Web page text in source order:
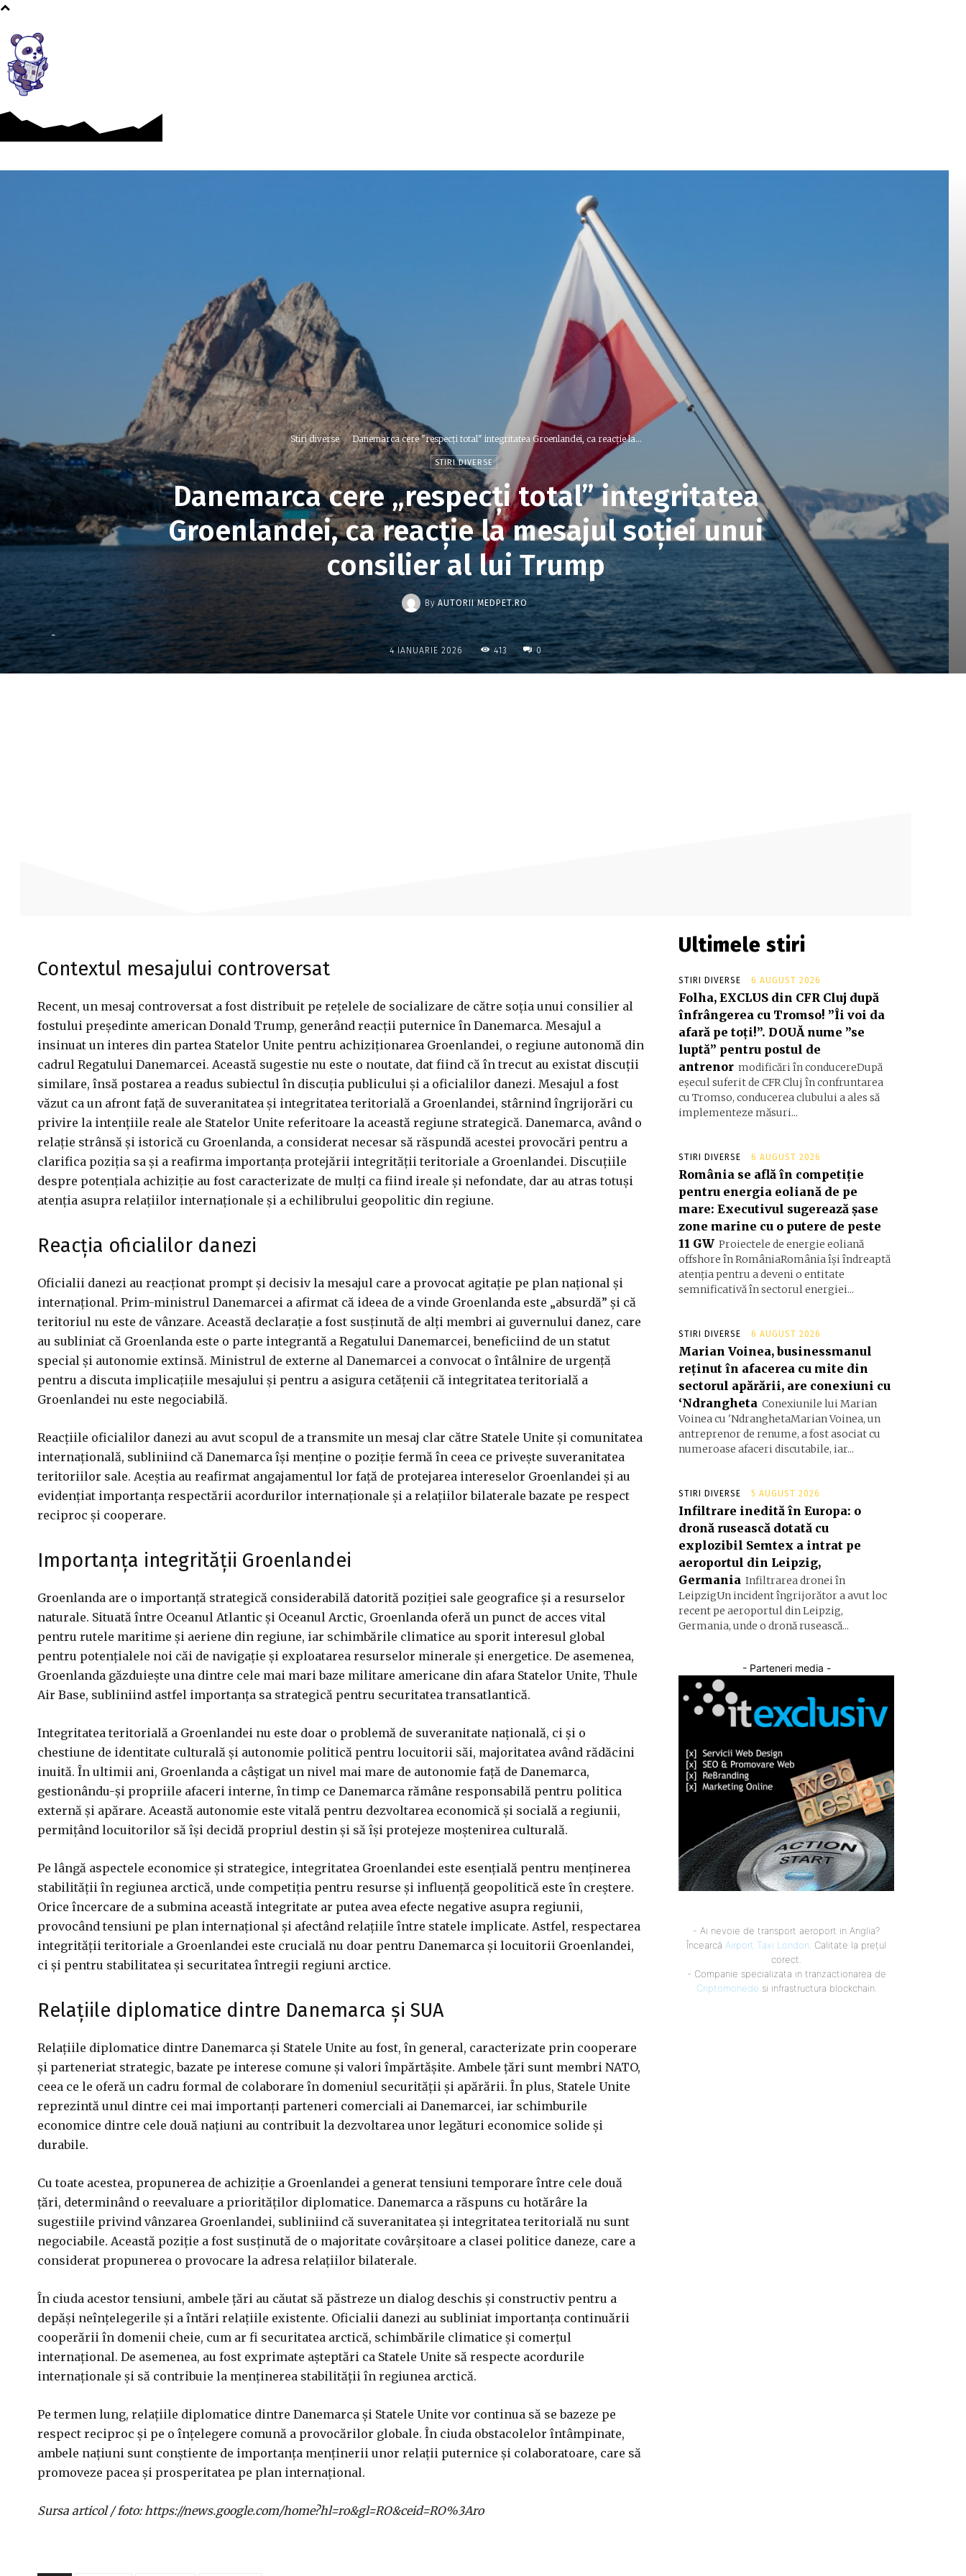
Stiri diverse Danemarca cere "respecți total" integritatea Groenlandei, ca reacție la...
STIRI DIVERSE
Danemarca cere „respecți total” integritatea
Groenlandei, ca reacție la mesajul soției unui
consilier al lui Trump
By AUTORII MEDPET.RO
-
4 IANUARIE 2026 413 0
Contextul mesajului controversat
Recent, un mesaj controversat a fost distribuit pe rețelele de socializare de către soția unui consilier al
fostului președinte american Donald Trump, generând reacții puternice în Danemarca. Mesajul a
insinuat un interes din partea Statelor Unite pentru achiziționarea Groenlandei, o regiune autonomă din
cadrul Regatului Danemarcei. Această sugestie nu este o noutate, dat fiind că în trecut au existat discuții
similare, însă postarea a readus subiectul în discuția publicului și a oficialilor danezi. Mesajul a fost
văzut ca un afront față de suveranitatea și integritatea teritorială a Groenlandei, stârnind îngrijorări cu
privire la intențiile reale ale Statelor Unite referitoare la această regiune strategică. Danemarca, având o
relație strânsă și istorică cu Groenlanda, a considerat necesar să răspundă acestei provocări pentru a
clarifica poziția sa și a reafirma importanța protejării integrității teritoriale a Groenlandei. Discuțiile
despre potențiala achiziție au fost caracterizate de mulți ca fiind ireale și nefondate, dar au atras totuși
atenția asupra relațiilor internaționale și a echilibrului geopolitic din regiune.
Reacția oficialilor danezi
Oficialii danezi au reacționat prompt și decisiv la mesajul care a provocat agitație pe plan național și
internațional. Prim-ministrul Danemarcei a afirmat că ideea de a vinde Groenlanda este „absurdă” și că
teritoriul nu este de vânzare. Această declarație a fost susținută de alți membri ai guvernului danez, care
au subliniat că Groenlanda este o parte integrantă a Regatului Danemarcei, beneficiind de un statut
special și autonomie extinsă. Ministrul de externe al Danemarcei a convocat o întâlnire de urgență
pentru a discuta implicațiile mesajului și pentru a asigura cetățenii că integritatea teritorială a
Groenlandei nu este negociabilă.
Reacțiile oficialilor danezi au avut scopul de a transmite un mesaj clar către Statele Unite și comunitatea
internațională, subliniind că Danemarca își menține o poziție fermă în ceea ce privește suveranitatea
teritoriilor sale. Aceștia au reafirmat angajamentul lor față de protejarea intereselor Groenlandei și au
evidențiat importanța respectării acordurilor internaționale și a relațiilor bilaterale bazate pe respect
reciproc și cooperare.
Importanța integrității Groenlandei
Groenlanda are o importanță strategică considerabilă datorită poziției sale geografice și a resurselor
naturale. Situată între Oceanul Atlantic și Oceanul Arctic, Groenlanda oferă un punct de acces vital
pentru rutele maritime și aeriene din regiune, iar schimbările climatice au sporit interesul global
pentru potențialele noi căi de navigație și exploatarea resurselor minerale și energetice. De asemenea,
Groenlanda găzduiește una dintre cele mai mari baze militare americane din afara Statelor Unite, Thule
Air Base, subliniind astfel importanța sa strategică pentru securitatea transatlantică.
Integritatea teritorială a Groenlandei nu este doar o problemă de suveranitate națională, ci și o
chestiune de identitate culturală și autonomie politică pentru locuitorii săi, majoritatea având rădăcini
inuită. În ultimii ani, Groenlanda a câștigat un nivel mai mare de autonomie față de Danemarca,
gestionându-și propriile afaceri interne, în timp ce Danemarca rămâne responsabilă pentru politica
externă și apărare. Această autonomie este vitală pentru dezvoltarea economică și socială a regiunii,
permițând locuitorilor să își decidă propriul destin și să își protejeze moștenirea culturală.
Pe lângă aspectele economice și strategice, integritatea Groenlandei este esențială pentru menținerea
stabilității în regiunea arctică, unde competiția pentru resurse și influență geopolitică este în creștere.
Orice încercare de a submina această integritate ar putea avea efecte negative asupra regiunii,
provocând tensiuni pe plan internațional și afectând relațiile între statele implicate. Astfel, respectarea
integrității teritoriale a Groenlandei este crucială nu doar pentru Danemarca și locuitorii Groenlandei,
ci și pentru stabilitatea și securitatea întregii regiuni arctice.
Relațiile diplomatice dintre Danemarca și SUA
Relațiile diplomatice dintre Danemarca și Statele Unite au fost, în general, caracterizate prin cooperare
și parteneriat strategic, bazate pe interese comune și valori împărtășite. Ambele țări sunt membri NATO,
ceea ce le oferă un cadru formal de colaborare în domeniul securității și apărării. În plus, Statele Unite
reprezintă unul dintre cei mai importanți parteneri comerciali ai Danemarcei, iar schimburile
economice dintre cele două națiuni au contribuit la dezvoltarea unor legături economice solide și
durabile.
Cu toate acestea, propunerea de achiziție a Groenlandei a generat tensiuni temporare între cele două
țări, determinând o reevaluare a priorităților diplomatice. Danemarca a răspuns cu hotărâre la
sugestiile privind vânzarea Groenlandei, subliniind că suveranitatea și integritatea teritorială nu sunt
negociabile. Această poziție a fost susținută de o majoritate covârșitoare a clasei politice daneze, care a
considerat propunerea o provocare la adresa relațiilor bilaterale.
În ciuda acestor tensiuni, ambele țări au căutat să păstreze un dialog deschis și constructiv pentru a
depăși neînțelegerile și a întări relațiile existente. Oficialii danezi au subliniat importanța continuării
cooperării în domenii cheie, cum ar fi securitatea arctică, schimbările climatice și comerțul
internațional. De asemenea, au fost exprimate așteptări ca Statele Unite să respecte acordurile
internaționale și să contribuie la menținerea stabilității în regiunea arctică.
Pe termen lung, relațiile diplomatice dintre Danemarca și Statele Unite vor continua să se bazeze pe
respect reciproc și pe o înțelegere comună a provocărilor globale. În ciuda obstacolelor întâmpinate,
ambele națiuni sunt conștiente de importanța menținerii unor relații puternice și colaboratoare, care să
promoveze pacea și prosperitatea pe plan internațional.
Sursa articol / foto: https://news.google.com/home?hl=ro&gl=RO&ceid=RO%3Aro
Ultimele stiri
STIRI DIVERSE 6 AUGUST 2026
Folha, EXCLUS din CFR Cluj după
înfrângerea cu Tromso! ”Îi voi da
afară pe toți!”. DOUĂ nume ”se
luptă” pentru postul de
antrenor modificări în conducereDupă
eșecul suferit de CFR Cluj în confruntarea
cu Tromso, conducerea clubului a ales să
implementeze măsuri...
STIRI DIVERSE 6 AUGUST 2026
România se află în competiție
pentru energia eoliană de pe
mare: Executivul sugerează șase
zone marine cu o putere de peste
11 GW Proiectele de energie eoliană
offshore în RomâniaRomânia își îndreaptă
atenția pentru a deveni o entitate
semnificativă în sectorul energiei...
STIRI DIVERSE 6 AUGUST 2026
Marian Voinea, businessmanul
reținut în afacerea cu mite din
sectorul apărării, are conexiuni cu
‘Ndrangheta Conexiunile lui Marian
Voinea cu 'NdranghetaMarian Voinea, un
antreprenor de renume, a fost asociat cu
numeroase afaceri discutabile, iar...
STIRI DIVERSE 5 AUGUST 2026
Infiltrare inedită în Europa: o
dronă rusească dotată cu
explozibil Semtex a intrat pe
aeroportul din Leipzig,
Germania Infiltrarea dronei în
LeipzigUn incident îngrijorător a avut loc
recent pe aeroportul din Leipzig,
Germania, unde o dronă rusească...
- Parteneri media -
- Ai nevoie de transport aeroport in Anglia?
Încearcă Airport Taxi London. Calitate la prețul
corect.
- Companie specializata in tranzactionarea de
Criptomonede si infrastructura blockchain.